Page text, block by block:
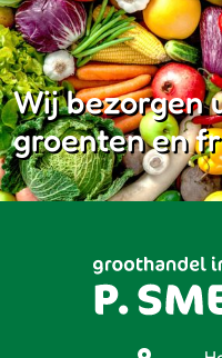
Wij bezorgen
groenten en